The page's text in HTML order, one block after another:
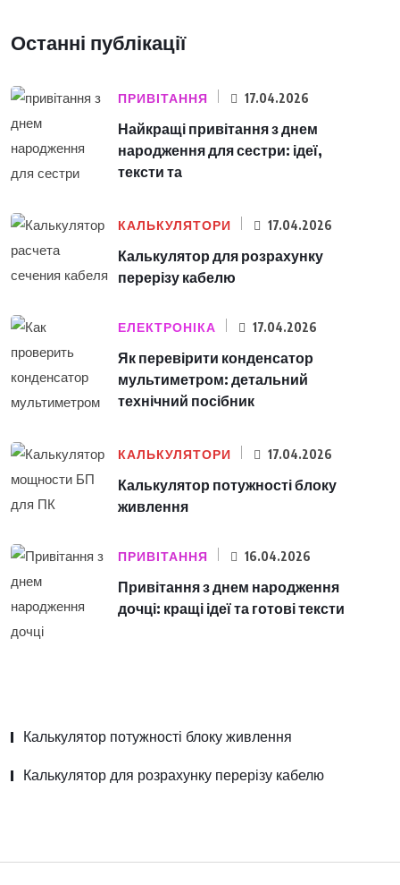
Останні публікації
ПРИВІТАННЯ 17.04.2026
Найкращі привітання з днем
народження для сестри: ідеї,
тексти та
КАЛЬКУЛЯТОРИ 17.04.2026
Калькулятор для розрахунку
перерізу кабелю
ЕЛЕКТРОНІКА 17.04.2026
Як перевірити конденсатор
мультиметром: детальний
технічний посібник
КАЛЬКУЛЯТОРИ 17.04.2026
Калькулятор потужності блоку
живлення
ПРИВІТАННЯ 16.04.2026
Привітання з днем народження
дочці: кращі ідеї та готові тексти
Калькулятор потужності блоку живлення
Калькулятор для розрахунку перерізу кабелю